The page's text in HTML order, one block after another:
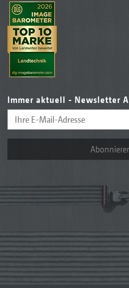
Immer aktuell - Newsletter